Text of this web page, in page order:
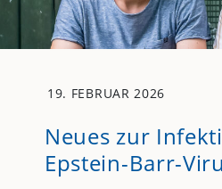
19. FEBRUAR 2026
Neues zur
Epstein-Barr-